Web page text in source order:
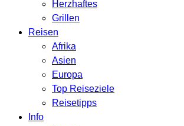
Herzhaftes
Grillen
Reisen
Afrika
Asien
Europa
Top Reiseziele
Reisetipps
Info